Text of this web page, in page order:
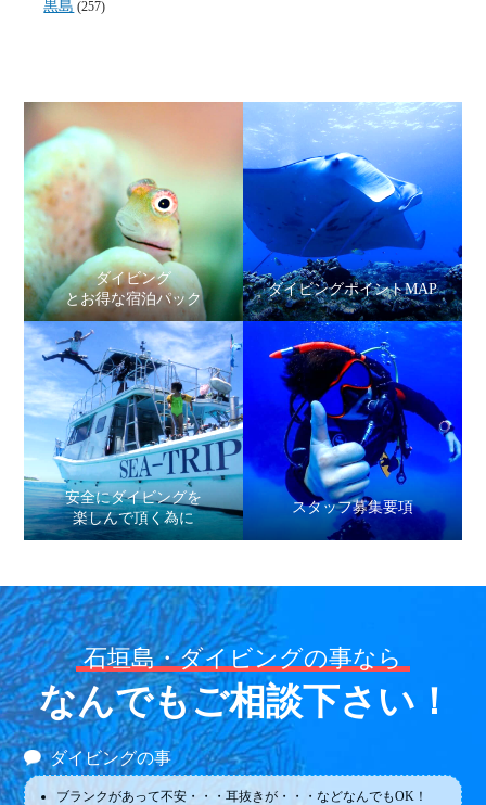
黒島 (257)
ダイビング
とお得な宿泊パック
ダイビングポイントMAP
安全にダイビングを
楽しんで頂く為に
スタッフ募集要項
石垣島・ダイビングの事なら
なんでもご相談下さい！
ダイビングの事
ブランクがあって不安・・・耳抜きが・・・などなんでもOK！